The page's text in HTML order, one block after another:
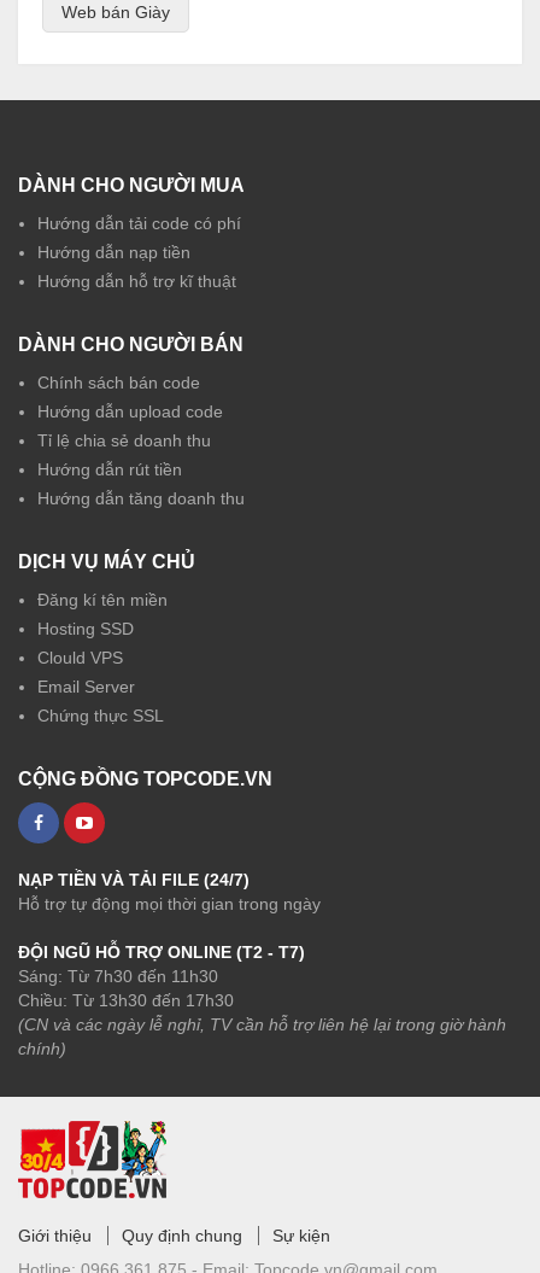
Web bán Giày
DÀNH CHO NGƯỜI MUA
Hướng dẫn tải code có phí
Hướng dẫn nạp tiền
Hướng dẫn hỗ trợ kĩ thuật
DÀNH CHO NGƯỜI BÁN
Chính sách bán code
Hướng dẫn upload code
Tỉ lệ chia sẻ doanh thu
Hướng dẫn rút tiền
Hướng dẫn tăng doanh thu
DỊCH VỤ MÁY CHỦ
Đăng kí tên miền
Hosting SSD
Clould VPS
Email Server
Chứng thực SSL
CỘNG ĐỒNG TOPCODE.VN
NẠP TIỀN VÀ TẢI FILE (24/7)
Hỗ trợ tự động mọi thời gian trong ngày
ĐỘI NGŨ HỖ TRỢ ONLINE (T2 - T7)
Sáng: Từ 7h30 đến 11h30
Chiều: Từ 13h30 đến 17h30
(CN và các ngày lễ nghỉ, TV cần hỗ trợ liên hệ lại trong giờ hành
chính)
Giới thiệu Quy định chung
Sự kiện
Hotline: 0966.361.875 - Email: Topcode.vn@gmail.com